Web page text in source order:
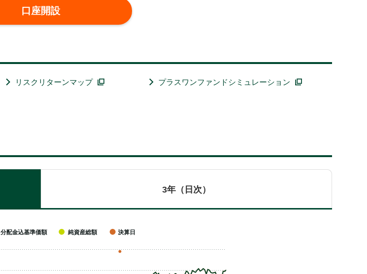
口座開設
リスクリターンマップ プラスワンファンドシミュレーション
3年（日次）
分配金込基準価額 純資産総額 決算日